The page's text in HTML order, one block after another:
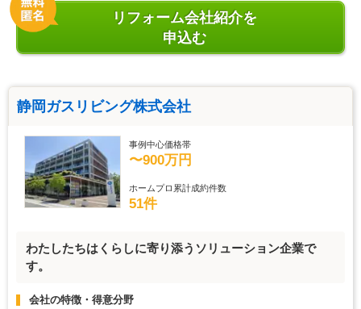
リフォーム会社紹介を
申込む
静岡ガスリビング株式会社
事例中心価格帯
〜900万円
ホームプロ累計成約件数
51件
わたしたちはくらしに寄り添うソリューション企業で
す。
会社の特徴・得意分野